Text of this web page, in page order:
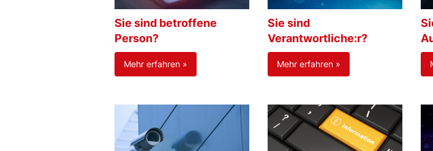
Sie sind betroffene
Person?
Mehr erfahren »
Sie sind
Verantwortliche:r?
Mehr erfahren »